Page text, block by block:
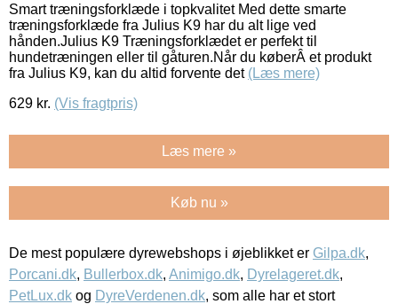
Smart træningsforklæde i topkvalitet Med dette smarte
træningsforklæde fra Julius K9 har du alt lige ved
hånden.Julius K9 Træningsforklædet er perfekt til
hundetræningen eller til gåturen.Når du køberÂ et produkt
fra Julius K9, kan du altid forvente det (Læs mere)
629 kr. (Vis fragtpris)
Læs mere »
Køb nu »
De mest populære dyrewebshops i øjeblikket er Gilpa.dk,
Porcani.dk, Bullerbox.dk, Animigo.dk, Dyrelageret.dk,
PetLux.dk og DyreVerdenen.dk, som alle har et stort